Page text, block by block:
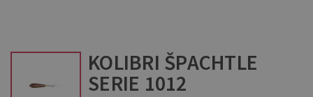
KOLIBRI ŠPACHTLE
SERIE 1012